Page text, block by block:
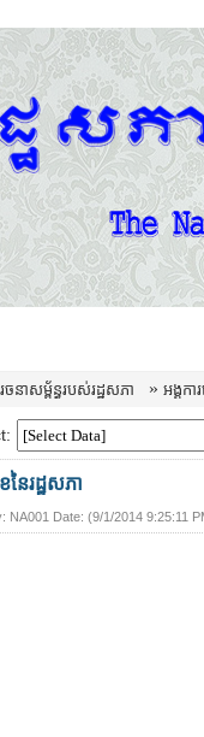
រចនាសម្ព័ន្ធរបស់រដ្ឋសភា » អង្គកា
នៃរដ្ឋសភា
NA001 Date: (9/1/2014 9:25:11